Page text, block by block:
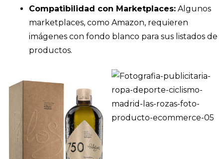
Compatibilidad con Marketplaces: Algunos
marketplaces, como Amazon, requieren
imágenes con fondo blanco para sus listados de
productos.​